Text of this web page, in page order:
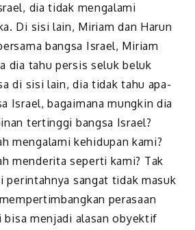
dia tidak mengalami
Di sisi lain, Miriam dan Harun
bangsa Israel, Miriam
dia tahu persis seluk beluk
di sisi lain, dia tidak tahu apa-
Israel, bagaimana mungkin dia
tertinggi bangsa Israel?
mengalami kehidupan kami?
menderita seperti kami? Tak
perintahnya sangat tidak masuk
perasaan
bisa menjadi alasan obyektif